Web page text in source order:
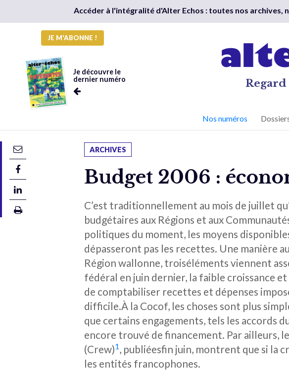
Accéder à l'intégralité d'Alter Echos : toutes nos archives,
JE M'ABONNE !
Je découvre le
dernier numéro
Regard
Nos numéros
ARCHIVES
Budget 2006 :
C’est traditionnellement au mois de juillet
budgétaires aux Régions et aux
politiques du moment, les moyens
dépasseront pas les recettes. Une manière
Région wallonne, troiséléments viennent
fédéral en juin dernier, la faible croissance
de comptabiliser recettes et dépenses
difficile.À la Cocof, les choses sont plus
que certains engagements, tels les accords
encore trouvé de financement. Par ailleurs,
(Crew)1, publiéesfin juin, montrent que si la
les entités francophones.